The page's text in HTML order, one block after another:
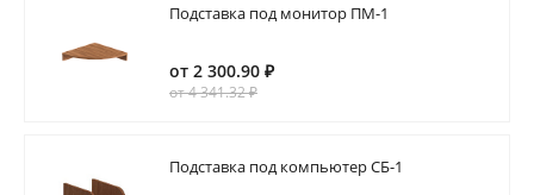
Подставка под монитор ПМ-1
от 2 300.90 ₽
от 4 341.32 ₽
Подставка под компьютер СБ-1